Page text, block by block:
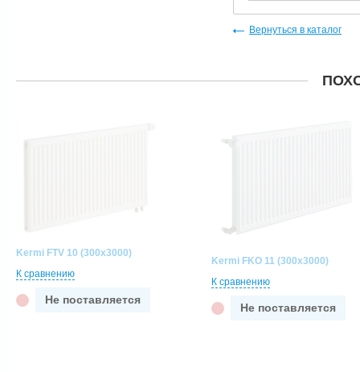
Вернуться в каталог
Kermi FTV 10 (300x3000)
К сравнению
Не поставляется
Kermi FKO 11 (300x3000)
К сравнению
Не поставляется